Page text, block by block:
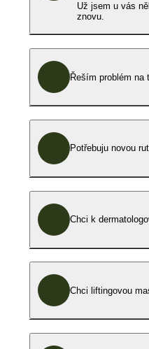
Už jsem u vás
znovu.
Řeším problém na
Potřebuju novou
Chci k
Chci liftingovou